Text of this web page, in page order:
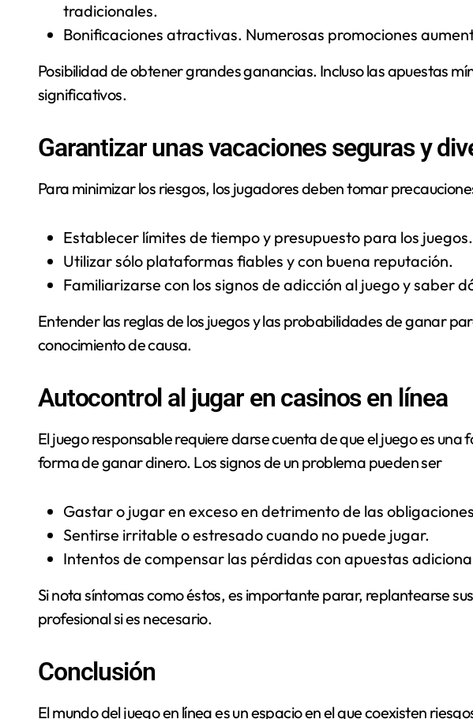
tradicionales.
Bonificaciones atractivas. Numerosas promociones
Posibilidad de obtener grandes ganancias. Incluso las apuestas
significativos.
Garantizar unas vacaciones seguras y
Para minimizar los riesgos, los jugadores deben tomar
Establecer límites de tiempo y presupuesto para los juegos.
Utilizar sólo plataformas fiables y con buena reputación.
Familiarizarse con los signos de adicción al juego y saber
Entender las reglas de los juegos y las probabilidades de ganar
conocimiento de causa.
Autocontrol al jugar en casinos en línea
El juego responsable requiere darse cuenta de que el juego es
forma de ganar dinero. Los signos de un problema pueden ser
Gastar o jugar en exceso en detrimento de las
Sentirse irritable o estresado cuando no puede jugar.
Intentos de compensar las pérdidas con apuestas
Si nota síntomas como éstos, es importante parar, replantearse
profesional si es necesario.
Conclusión
El mundo del juego en línea es un espacio en el que coexisten